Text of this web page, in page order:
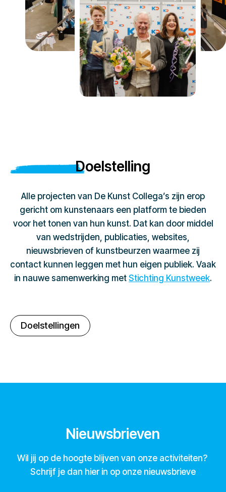
Doelstelling
Alle projecten van De Kunst Collega’s zijn erop
gericht om kunstenaars een platform te bieden
voor het tonen van hun kunst. Dat kan door middel
van wedstrijden, publicaties, websites,
nieuwsbrieven of kunstbeurzen waarmee zij
contact kunnen leggen met hun eigen publiek. Vaak
in nauwe samenwerking met Stichting Kunstweek.
Doelstellingen
Nieuwsbrieven
Wil jij op de hoogte blijven van onze activiteiten?
Schrijf je dan hier in op onze nieuwsbrieve